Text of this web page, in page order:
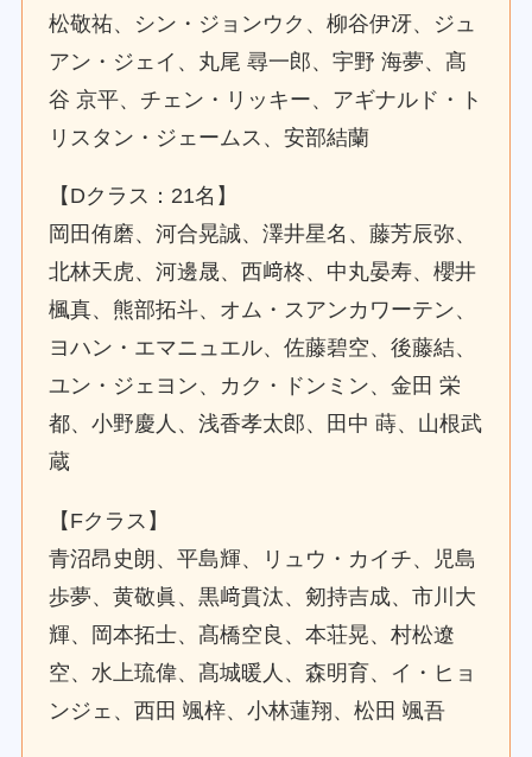
松敬祐、シン・ジョンウク、柳谷伊冴、ジュ
アン・ジェイ、丸尾 尋一郎、宇野 海夢、髙
谷 京平、チェン・リッキー、アギナルド・ト
リスタン・ジェームス、安部結蘭
【Dクラス：21名】
岡田侑磨、河合晃誠、澤井星名、藤芳辰弥、
北林天虎、河邊晟、西﨑柊、中丸晏寿、櫻井
楓真、熊部拓斗、オム・スアンカワーテン、
ヨハン・エマニュエル、佐藤碧空、後藤結、
ユン・ジェヨン、カク・ドンミン、金田 栄
都、小野慶人、浅香孝太郎、田中 蒔、山根武
蔵
【Fクラス】
青沼昂史朗、平島輝、リュウ・カイチ、児島
歩夢、黄敬眞、黒﨑貫汰、剱持吉成、市川大
輝、岡本拓士、髙橋空良、本荘晃、村松遼
空、水上琉偉、髙城暖人、森明育、イ・ヒョ
ンジェ、西田 颯梓、小林蓮翔、松田 颯吾